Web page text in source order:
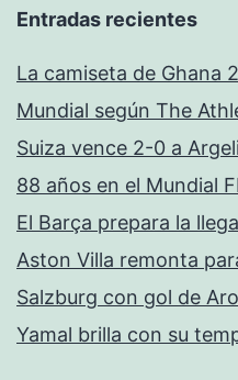
Entradas recientes
La camiseta de Ghana
Mundial según The
Suiza vence 2-0 a
88 años en el Mundial
El Barça prepara la
Aston Villa remonta
Salzburg con gol de
Yamal brilla con su